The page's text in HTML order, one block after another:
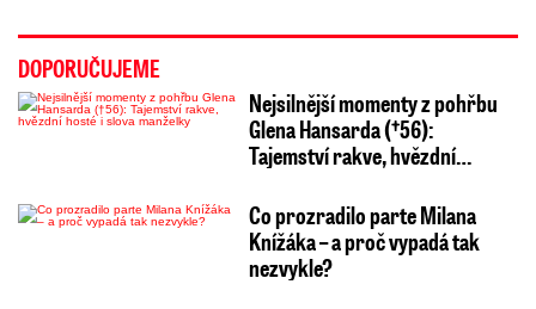
DOPORUČUJEME
Nejsilnější momenty z pohřbu
Glena Hansarda (†56):
Tajemství rakve, hvězdní…
Co prozradilo parte Milana
Knížáka – a proč vypadá tak
nezvykle?